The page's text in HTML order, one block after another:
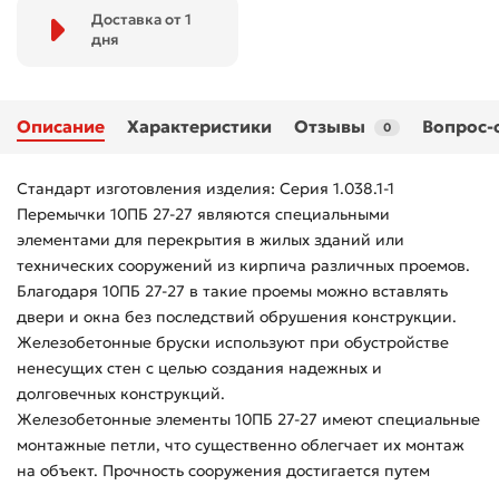
Доставка от 1
дня
Описание Характеристики Отзывы 0 Вопрос-
Стандарт изготовления изделия: Серия 1.038.1-1
Перемычки 10ПБ 27-27 являются специальными
элементами для перекрытия в жилых зданий или
технических сооружений из кирпича различных проемов.
Благодаря 10ПБ 27-27 в такие проемы можно вставлять
двери и окна без последствий обрушения конструкции.
Железобетонные бруски используют при обустройстве
ненесущих стен с целью создания надежных и
долговечных конструкций.
Железобетонные элементы 10ПБ 27-27 имеют специальные
монтажные петли, что существенно облегчает их монтаж
на объект. Прочность сооружения достигается путем